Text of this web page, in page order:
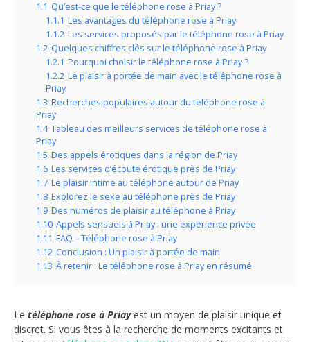
1.1 Qu’est-ce que le téléphone rose à Priay ?
1.1.1 Les avantages du téléphone rose à Priay
1.1.2 Les services proposés par le téléphone rose à Priay
1.2 Quelques chiffres clés sur le téléphone rose à Priay
1.2.1 Pourquoi choisir le téléphone rose à Priay ?
1.2.2 Le plaisir à portée de main avec le téléphone rose à
Priay
1.3 Recherches populaires autour du téléphone rose à
Priay
1.4 Tableau des meilleurs services de téléphone rose à
Priay
1.5 Des appels érotiques dans la région de Priay
1.6 Les services d’écoute érotique près de Priay
1.7 Le plaisir intime au téléphone autour de Priay
1.8 Explorez le sexe au téléphone près de Priay
1.9 Des numéros de plaisir au téléphone à Priay
1.10 Appels sensuels à Priay : une expérience privée
1.11 FAQ – Téléphone rose à Priay
1.12 Conclusion : Un plaisir à portée de main
1.13 À retenir : Le téléphone rose à Priay en résumé
Le téléphone rose à Priayest un moyen de plaisir unique et
discret. Si vous êtes à la recherche de moments excitants et